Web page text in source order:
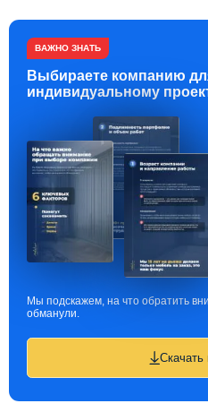
ВАЖНО ЗНАТЬ
Выбираете компанию
индивидуальному
Мы подскажем, на что обратить
обманули.
Скачать